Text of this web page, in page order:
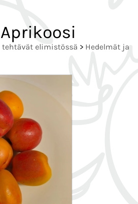
Aprikoosi
elimistössä > Hedelmät ja